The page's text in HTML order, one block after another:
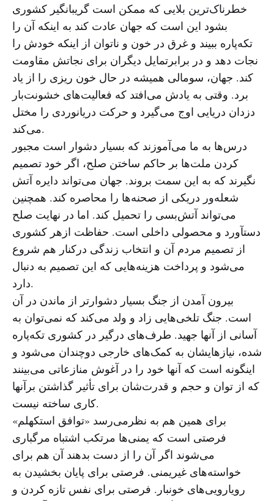
خطرناک‌ترین بلایی که ممکن است گریبانگیر کشوری
بشود این است که جهان عادت کند به اینکه آن را
تکه‌پاره ببیند و غرق در خون و ناتوان از اینکه خودش را
نجات دهد و در برابرتمایل دیگران برای نجاتش مقاومت
کند. جهان، سومالی همیشه در حال خون ریزی را از یاد
برد. وقتی به یادش می‌افتد که فعالیت‌های خشونت‌بار
دزدان دریایی اوج می‌گیرد و حرکت دریانوردی را مختل
می‌کند.
درس‌ها به ما می‌آموزند که بسیار دشوار است مجبور
کردن ملت‌ها بر حاکم ساختن صلح، اگر خود تصمیم
نگیرند که به این سمت بروند. جهان می‌تواند دایره آتش
شعله‌ور دریکی از صحنه‌ها را محاصره کند. همچنین
می‌تواند آتش‌بسی را تحمیل کند. اما در نهایت صلح
دستآورد و محصولی داخلی است. حفاظت ازهر کشوری
از تصمیم مردم آن و انتخاب زندگی درکنار هم شروع
می‌شود و پرداخت هزینه‌هایی که این تصمیم به دنبال
دارد.
بیرون آمدن از جنگ بسیار دشوارتر از ماندن در آن
است. جنگ تلخی‌هایی زاد و ولد می‌کند که نمی‌توان به
آسانی از آنها جهید. طرف‌های درگیر در کشوری تکه‌پاره
شده، نیازهایشان به کمک‌های خارجی دوچندان می‌شود و
اینگونه است که آنها خود را در آغوش منازعاتی می‌بینند
که از توان و حجم و قدرت‌شان برای تأثیر گذاشتن برآنها
کاری ساخته نیست.
برای همین هم به نظرمی‌رسد «توافق استکهلم»
فرصتی است که یمنی‌ها مرتکب اشتباه مرگباری
می‌شوند اگر آن را از دست بدهند آن هم برای
خواسته‌های غیریمنی. فرصتی برای پایان بخشیدن به
رویارویی‌های خونبار. فرصتی برای نفس تازه کردن و